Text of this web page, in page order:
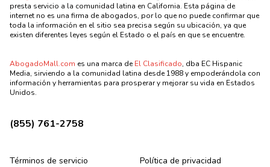
presta servicio a la comunidad latina en California. Esta página de
internet no es una firma de abogados, por lo que no puede confirmar que
toda la información en el sitio sea precisa según su ubicación, ya que
existen diferentes leyes según el Estado o el país en que se encuentre.
AbogadoMall.com es una marca deEl Clasificado, dba EC Hispanic
Media, sirviendo a la comunidad latina desde 1988 y empoderándola con
información y herramientas para prosperar y mejorar su vida en Estados
Unidos.
(855) 761-2758
Términos de servicio
Política de privacidad